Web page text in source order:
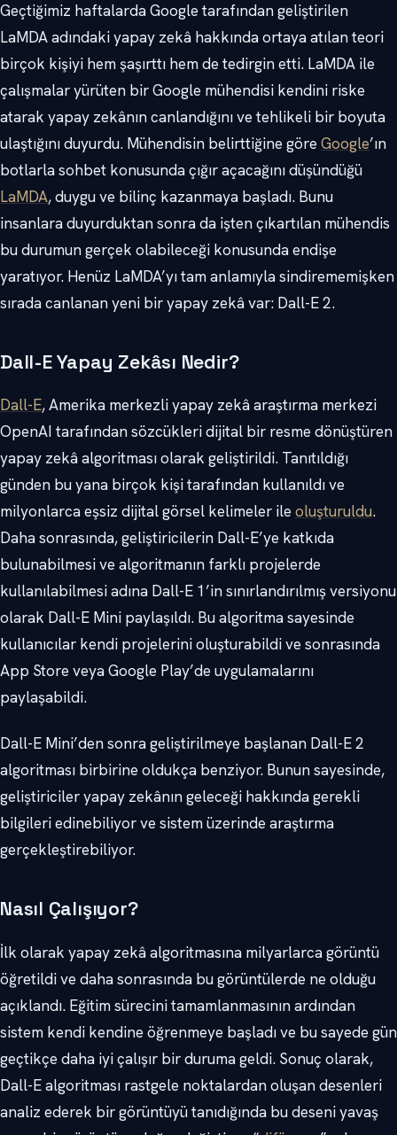
Geçtiğimiz haftalarda Google tarafından geliştirilen
LaMDA adındaki yapay zekâ hakkında ortaya atılan teori
birçok kişiyi hem şaşırttı hem de tedirgin etti. LaMDA ile
çalışmalar yürüten bir Google mühendisi kendini riske
atarak yapay zekânın canlandığını ve tehlikeli bir boyuta
ulaştığını duyurdu. Mühendisin belirttiğine göreGoogle’ın
botlarla sohbet konusunda çığır açacağını düşündüğü
LaMDA, duygu ve bilinç kazanmaya başladı. Bunu
insanlara duyurduktan sonra da işten çıkartılan mühendis
bu durumun gerçek olabileceği konusunda endişe
yaratıyor. Henüz LaMDA’yı tam anlamıyla sindirememişken
sırada canlanan yeni bir yapay zekâ var: Dall-E 2.
Dall-E Yapay Zekâsı Nedir?
Dall-E, Amerika merkezli yapay zekâ araştırma merkezi
OpenAI tarafından sözcükleri dijital bir resme dönüştüren
yapay zekâ algoritması olarak geliştirildi. Tanıtıldığı
günden bu yana birçok kişi tarafından kullanıldı ve
milyonlarca eşsiz dijital görsel kelimeler ileoluşturuldu.
Daha sonrasında, geliştiricilerin Dall-E’ye katkıda
bulunabilmesi ve algoritmanın farklı projelerde
kullanılabilmesi adına Dall-E 1’in sınırlandırılmış versiyonu
olarak Dall-E Mini paylaşıldı. Bu algoritma sayesinde
kullanıcılar kendi projelerini oluşturabildi ve sonrasında
App Store veya Google Play’de uygulamalarını
paylaşabildi.
Dall-E Mini’den sonra geliştirilmeye başlanan Dall-E 2
algoritması birbirine oldukça benziyor. Bunun sayesinde,
geliştiriciler yapay zekânın geleceği hakkında gerekli
bilgileri edinebiliyor ve sistem üzerinde araştırma
gerçekleştirebiliyor.
Nasıl Çalışıyor?
İlk olarak yapay zekâ algoritmasına milyarlarca görüntü
öğretildi ve daha sonrasında bu görüntülerde ne olduğu
açıklandı. Eğitim sürecini tamamlanmasının ardından
sistem kendi kendine öğrenmeye başladı ve bu sayede gün
geçtikçe daha iyi çalışır bir duruma geldi. Sonuç olarak,
Dall-E algoritması rastgele noktalardan oluşan desenleri
analiz ederek bir görüntüyü tanıdığında bu deseni yavaş